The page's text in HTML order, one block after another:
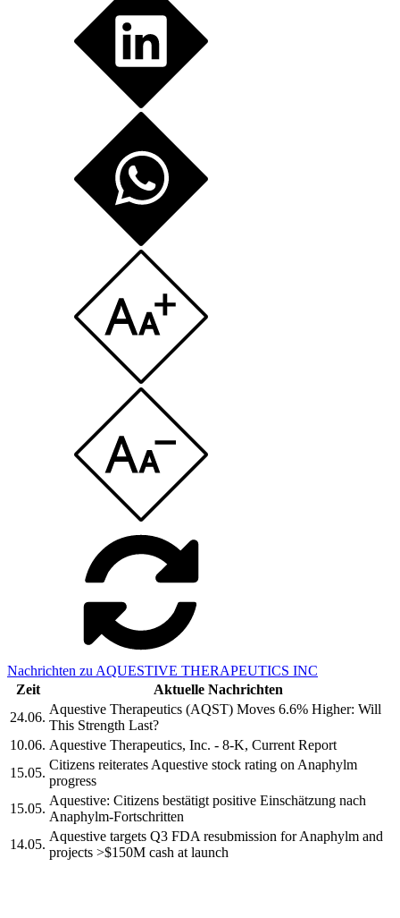
Nachrichten zu AQUESTIVE THERAPEUTICS INC
Zeit
Aktuelle Nachrichten
24.06.
Aquestive Therapeutics (AQST) Moves 6.6% Higher: Will
This Strength Last?
10.06. Aquestive Therapeutics, Inc. - 8-K, Current Report
15.05.
Citizens reiterates Aquestive stock rating on Anaphylm
progress
15.05.
Aquestive: Citizens bestätigt positive Einschätzung nach
Anaphylm-Fortschritten
14.05.
Aquestive targets Q3 FDA resubmission for Anaphylm and
projects >$150M cash at launch